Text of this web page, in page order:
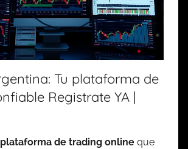
Tu plataforma de
Registrate YA |
plataforma de trading online que